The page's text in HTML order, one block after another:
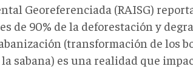
Georeferenciada (RAISG)
de 90% de la deforestación y
(transformación de los
sabana) es una realidad que